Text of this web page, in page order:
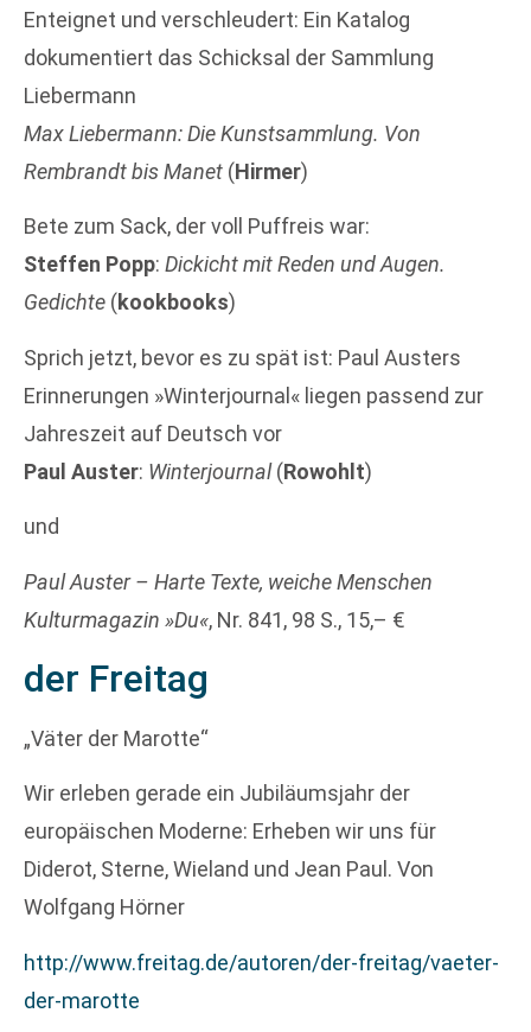
Enteignet und verschleudert: Ein Katalog
dokumentiert das Schicksal der Sammlung
Liebermann
Max Liebermann: Die Kunstsammlung. Von
Rembrandt bis Manet (Hirmer)
Bete zum Sack, der voll Puffreis war:
Steffen Popp: Dickicht mit Reden und Augen.
Gedichte (kookbooks)
Sprich jetzt, bevor es zu spät ist: Paul Austers
Erinnerungen »Winterjournal« liegen passend zur
Jahreszeit auf Deutsch vor
Paul Auster: Winterjournal(Rowohlt)
und
Paul Auster – Harte Texte, weiche Menschen
Kulturmagazin »Du«, Nr. 841, 98 S., 15,– €
der Freitag
„Väter der Marotte“
Wir erleben gerade ein Jubiläumsjahr der
europäischen Moderne: Erheben wir uns für
Diderot, Sterne, Wieland und Jean Paul. Von
Wolfgang Hörner
http://www.freitag.de/autoren/der-freitag/vaeter-
der-marotte